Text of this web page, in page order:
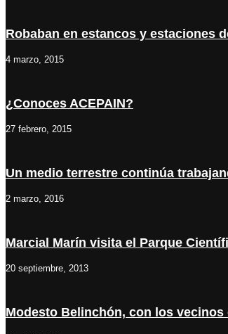
Robaban en estancos y estaciones
4 marzo, 2015
¿Conoces ACEPAIN?
27 febrero, 2015
Un medio terrestre continúa
2 marzo, 2016
Marcial Marín visita el Parque
20 septiembre, 2013
Modesto Belinchón, con los vecinos